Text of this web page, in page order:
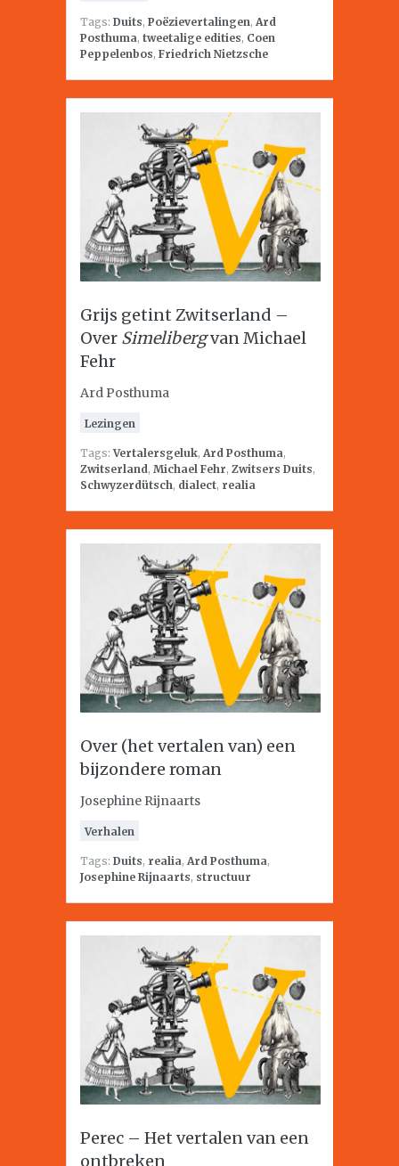
Tags: Duits, Poëzievertalingen, Ard
Posthuma, tweetalige edities, Coen
Peppelenbos, Friedrich Nietzsche
Grijs getint Zwitserland –
Over Simelibergvan Michael
Fehr
Ard Posthuma
Lezingen
Tags:Vertalersgeluk, Ard Posthuma,
Zwitserland, Michael Fehr, Zwitsers Duits,
Schwyzerdütsch, dialect, realia
Over (het vertalen van) een
bijzondere roman
Josephine Rijnaarts
Verhalen
Tags: Duits, realia, Ard Posthuma,
Josephine Rijnaarts, structuur
Perec – Het vertalen van een
ontbreken